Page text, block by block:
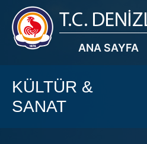
ANA SAYFA
KÜLTÜR &
SANAT